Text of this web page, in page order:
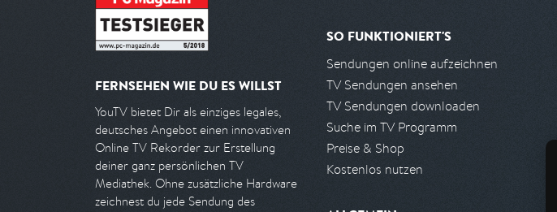
FERNSEHEN WIE DU ES WILLST
YouTV bietet Dir als einziges legales,
deutsches Angebot einen innovativen
Online TV Rekorder zur Erstellung
deiner ganz persönlichen TV
Mediathek. Ohne zusätzliche Hardware
zeichnest du jede Sendung des
SO FUNKTIONIERT'S
Sendungen online aufzeichnen
TV Sendungen ansehen
TV Sendungen downloaden
Suche im TV Programm
Preise & Shop
Kostenlos nutzen